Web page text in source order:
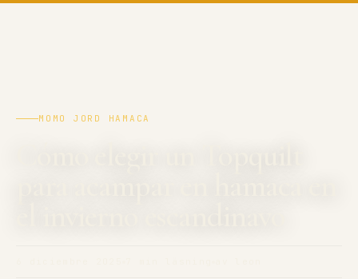
MOMO JORD HAMACA